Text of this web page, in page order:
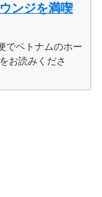
ンジを満喫
でベトナムのホー
お読みくださ